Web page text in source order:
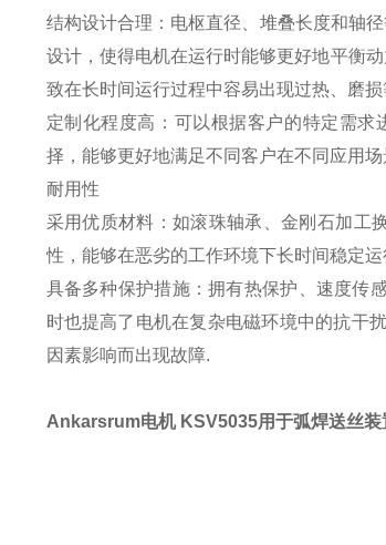
结构设计合理：电枢直径、堆叠长度和轴
设计，使得电机在运行时能够更好地平衡
致在长时间运行过程中容易出现过热、磨损
定制化程度高：可以根据客户的特定需
择，能够更好地满足不同客户在不同应用
耐用性
采用优质材料：如滚珠轴承、金刚石加工
性，能够在恶劣的工作环境下长时间稳定
具备多种保护措施：拥有热保护、速度传
时也提高了电机在复杂电磁环境中的抗干
因素影响而出现故障.
Ankarsrum电机 KSV5035用于弧焊送丝装